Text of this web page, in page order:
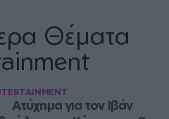
Θέματα
Ατύχημα για τον Ιβάν